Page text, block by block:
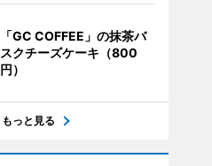
「GC COFFEE」の抹茶バ
スクチーズケーキ（800
円）
もっと見る